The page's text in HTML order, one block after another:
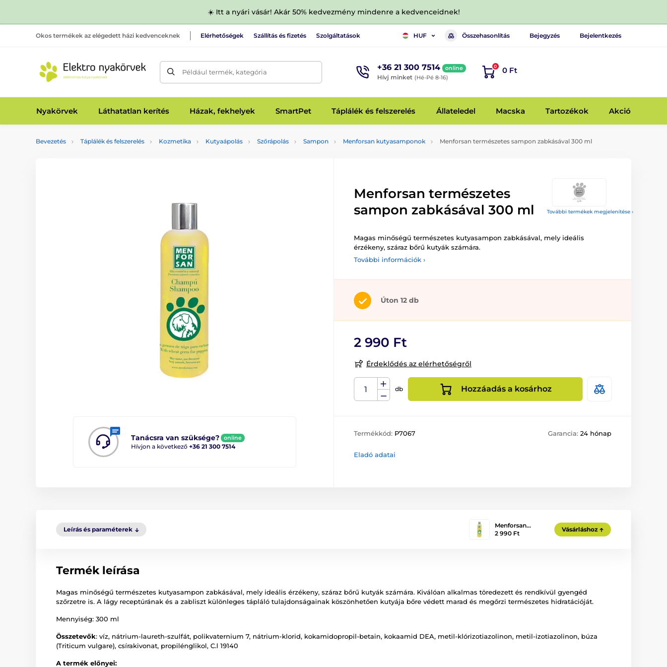
☀️ Itt a nyári vásár! Akár 50% kedvezmény mindenre a kedvenceidnek!
Okos termékek az elégedett házi kedvenceknek Elérhetőségek Szállítás és fizetés Szolgáltatások HUF Összehasonlítás Bejegyzés Bejelentkezés
Például termék, kategória +36 21 300 7514 online
Hívj minket (Hé-Pé 8-16)
0 0 Ft
Nyakörvek Láthatatlan kerítés Házak, fekhelyek SmartPet Táplálék és felszerelés Állateledel Macska Tartozékok Akció
Bevezetés Táplálék és felszerelés Kozmetika Kutyaápolás Szőrápolás Sampon Menforsan kutyasamponok Menforsan természetes sampon zabkásával 300 ml
További termékek megjelenítése ›
Tanácsra van szüksége? online
Hívjon a következő +36 21 300 7514
Menforsan természetes
sampon zabkásával 300 ml
Magas minőségű természetes kutyasampon zabkásával, mely ideális
érzékeny, száraz bőrű kutyák számára.
További információk ›
Úton 12 db
2 990 Ft
Érdeklődés az elérhetőségről
db Hozzáadás a kosárhoz
Termékkód: P7067 Garancia: 24 hónap
Eladó adatai
Leírás és paraméterek
Menforsan…
2 990 Ft
Vásárláshoz
Termék leírása
Magas minőségű természetes kutyasampon zabkásával, mely ideális érzékeny, száraz bőrű kutyák számára. Kiválóan alkalmas töredezett és rendkívül gyengéd
szőrzetre is. A lágy receptúrának és a zabliszt különleges tápláló tulajdonságainak köszönhetően kutyája bőre védett marad és megőrzi természetes hidratációját.
Mennyiség: 300 ml
Összetevők: víz, nátrium-laureth-szulfát, polikvaternium 7, nátrium-klorid, kokamidopropil-betain, kokaamid DEA, metil-klórizotiazolinon, metil-izotiazolinon, búza
(Triticum vulgare), csírakivonat, propilénglikol, C.l 19140
A termék előnyei: